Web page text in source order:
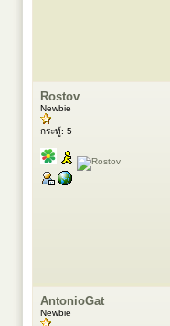
Rostov
Newbie
กระทู้: 5
AntonioGat
Newbie